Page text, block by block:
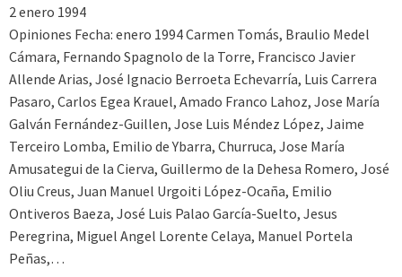
2 enero 1994
Opiniones Fecha: enero 1994 Carmen Tomás, Braulio Medel
Cámara, Fernando Spagnolo de la Torre, Francisco Javier
Allende Arias, José Ignacio Berroeta Echevarría, Luis Carrera
Pasaro, Carlos Egea Krauel, Amado Franco Lahoz, Jose María
Galván Fernández-Guillen, Jose Luis Méndez López, Jaime
Terceiro Lomba, Emilio de Ybarra, Churruca, Jose María
Amusategui de la Cierva, Guillermo de la Dehesa Romero, José
Oliu Creus, Juan Manuel Urgoiti López-Ocaña, Emilio
Ontiveros Baeza, José Luis Palao García-Suelto, Jesus
Peregrina, Miguel Angel Lorente Celaya, Manuel Portela
Peñas,…